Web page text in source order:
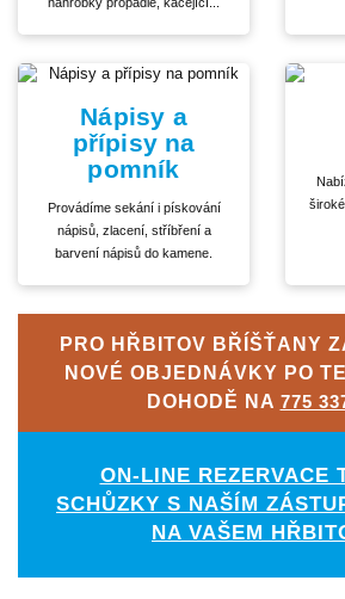
Nápisy a
přípisy na
pomník
Provádíme sekání i pískování
nápisů, zlacení, stříbření a
barvení nápisů do kamene.
PRO HŘBITOV BŘÍŠŤANY
NOVÉ OBJEDNÁVKY PO
DOHODĚ NA 775
ON-LINE REZERVACE
SCHŮZKY S NAŠÍM
NA VAŠEM